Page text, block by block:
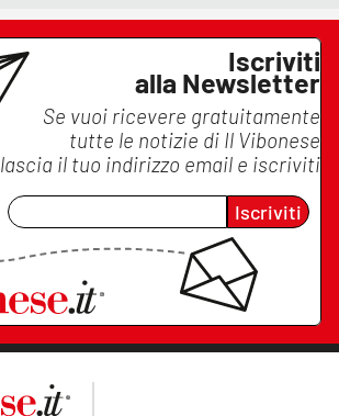
Iscriviti
alla Newsletter
Se vuoi ricevere gratuitamente
tutte le notizie di Il Vibonese
lascia il tuo indirizzo email e iscriviti
Iscriviti